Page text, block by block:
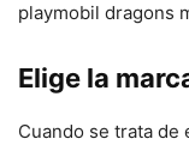
playmobil dragons
Elige la
Cuando se trata de